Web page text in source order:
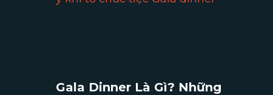
Gala Dinner Là Gì? Những